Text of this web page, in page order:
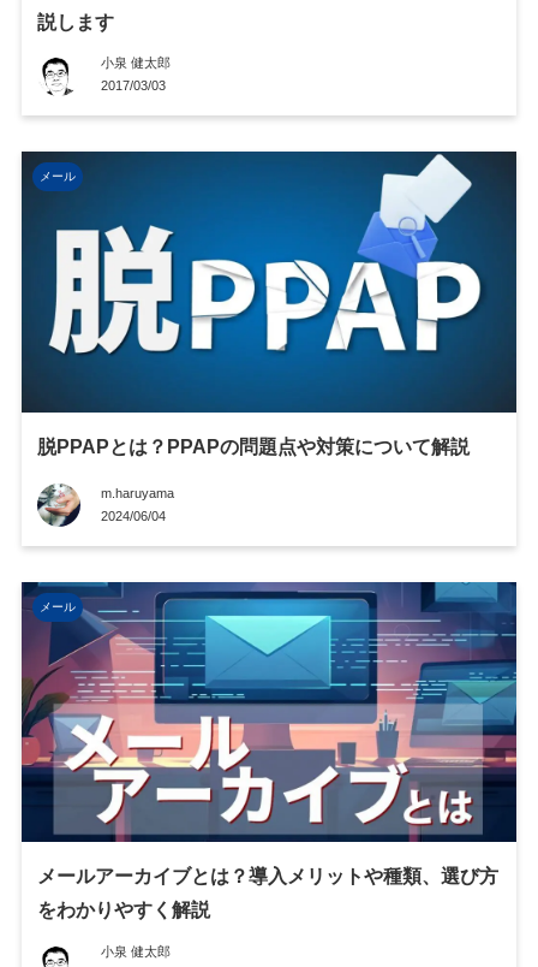
説します
小泉 健太郎
2017/03/03
メール
脱PPAPとは？PPAPの問題点や対策について解説
m.haruyama
2024/06/04
メール
メールアーカイブとは？導入メリットや種類、選び方
をわかりやすく解説
小泉 健太郎